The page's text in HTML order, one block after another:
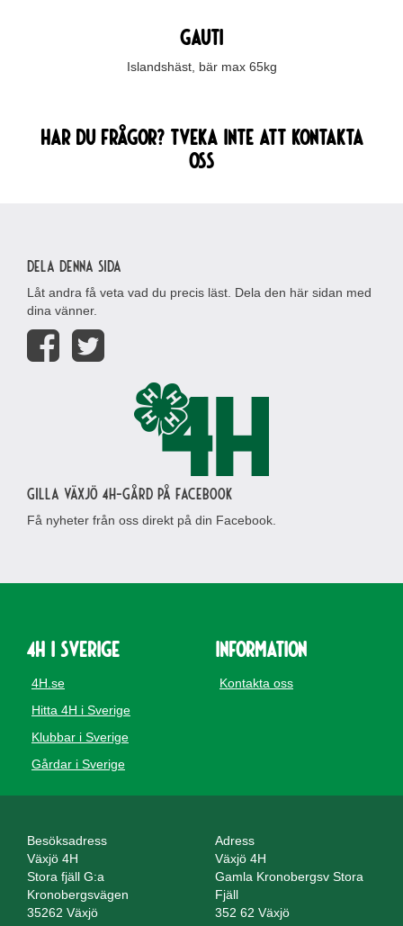
GAUTI
Islandshäst, bär max 65kg
Har du frågor? Tveka inte att kontakta
oss
Dela denna sida
Låt andra få veta vad du precis läst. Dela den här sidan med
dina vänner.
Gilla Växjö 4H-gård på Facebook
Få nyheter från oss direkt på din Facebook.
4H i Sverige
4H.se
Hitta 4H i Sverige
Klubbar i Sverige
Gårdar i Sverige
Information
Kontakta oss
Besöksadress
Växjö 4H
Stora fjäll G:a
Kronobergsvägen
35262 Växjö
Adress
Växjö 4H
Gamla Kronobergsv Stora
Fjäll
352 62 Växjö